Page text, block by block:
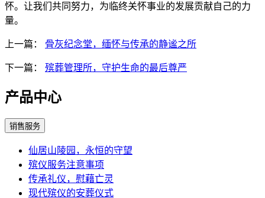
怀。让我们共同努力，为临终关怀事业的发展贡献自己的力
量。
上一篇： 骨灰纪念堂，缅怀与传承的静谧之所
下一篇： 殡葬管理所，守护生命的最后尊严
产品中心
销售服务
仙居山陵园，永恒的守望
殡仪服务注意事项
传承礼仪，慰藉亡灵
现代殡仪的安葬仪式